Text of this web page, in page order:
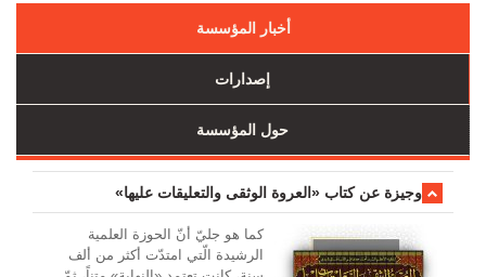
أخبار المؤسسة
إصدارات
حول المؤسسة
وجیزة عن کتاب «العروة الوثقی والتعلیقات علیها»
کما هو جليّ أنّ الحوزة العلمیة
الرشیدة الّتي امتدّت أكثر من ألف